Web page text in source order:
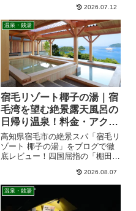
大好評のサウナ・水風呂、おすす
めの食事処、アクセス方法、割引
情報まで解説。四国・高知観光の
ドライブがてら立ち寄りたい魅力
に迫ります！
2026.07.12
温泉・銭湯
宿毛リゾート椰子の湯｜宿
毛湾を望む絶景露天風呂の
日帰り温泉！料金・アクセ
ス・魅力を紹介
高知県宿毛市の絶景スパ「宿毛リ
ゾート 椰子の湯」をブログで徹
底レビュー！四国屈指の「棚田状
ノラマや、冬に見られる「だるま
夕日」、地元の新鮮な魚が美味し
いと評判の贅沢ランチ情報、日帰
り入浴料金、アクセスまで網羅。
2026.08.07
温泉・銭湯